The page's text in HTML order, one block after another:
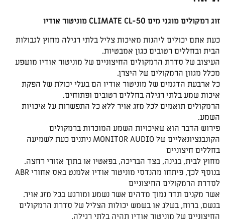
זוג רמקולים מוגני מים CLIMATE CL-50 מוניטור אודיו
כעת אתם יכולים ליהנות מאיכות צליל בלתי רגילה מחוץ לגבולות
הבית ובחללים רטובים כגון אמבטיות.
העיצוב של סדרת הרמקולים החיצוניים של מוניטור אודיו מושפע
מכלל מגוון הרמקולים של היצרן.
כל ארבעת הדגמים של מוניטור אודיו הם בעלי יכולת של הפקת
איכות שמע בלתי רגילה בחללים רטובים ופתוחים.
הרמקולים תואמים לכל מזג אויר ללא כל התפשרות על איכויות
השמע.
פירוש הדבר הוא שאיכויות השמע המוכרות ברמקולים
הקונבנציונאליים של MONITOR AUDIO ניתנים כעת לשמיעה
בחללים חיצוניים
מחוץ לבית, בגינה, בצד הבריכה, בפאטיו או בתוך אזורי רחצה.
בנוסף לכך, פיתחו מהנדסי מוניטור אודיו אלמנט באס אחורי ABR
לסדרת הרמקולים החיצוניים
אשר מקנים תדר נמוך מדהים אשר נשמע ומורגש בכל מזג אויר.
בגשם, ברוח, בשלג או בשמש יכולות הצליל של סדרת הרמקולים
החיצוניים של מוניטור אודיו תהיה בלתי רגילה.